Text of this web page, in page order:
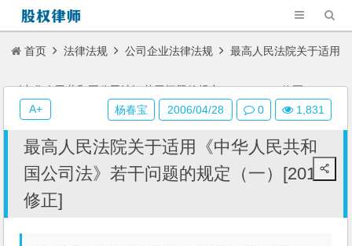
首页 法律法规 公司企业法律法规 最高人民法院关于适用
《中华人民共和国公司法》若干问题的规定（一）[2014修正]
最高人民法院关于适用《中华人民共和
国公司法》若干问题的规定（一）[2014
修正]
杨春宝 2006/04/28 0 1,831
A+